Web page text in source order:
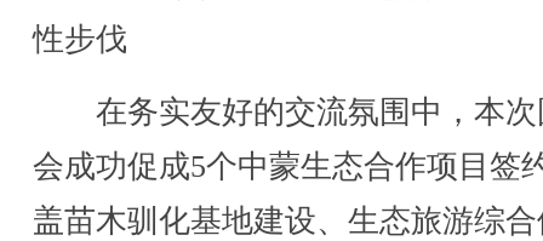
性步伐
在务实友好的交流氛围中，本次
会成功促成5个中蒙生态合作项目签
盖苗木驯化基地建设、生态旅游综